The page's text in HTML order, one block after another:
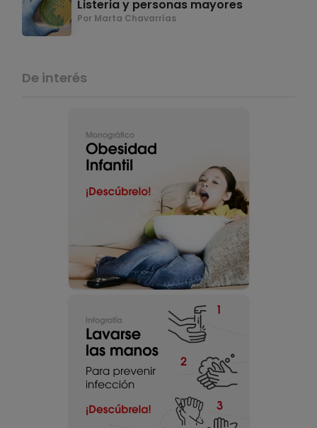
Listeria y personas mayores
Por Marta Chavarrías
De interés